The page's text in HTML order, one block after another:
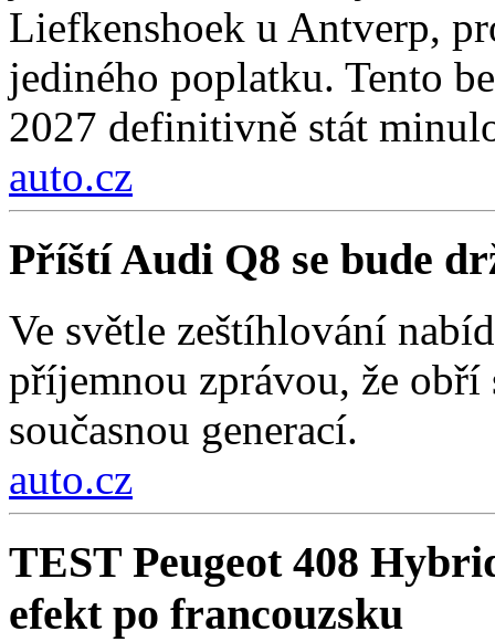
Liefkenshoek u Antverp,
jediného poplatku. Tento
2027 definitivně stát
auto.cz
Příští Audi Q8 se bude
Ve světle zeštíhlování
příjemnou zprávou, že
současnou generací.
auto.cz
TEST Peugeot 408
efekt po francouzsku